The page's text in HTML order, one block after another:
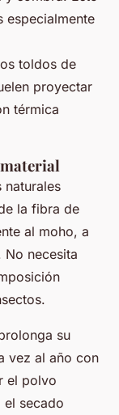
especialmente
toldos de
proyectar
térmica
naturales
la fibra de
al moho, a
necesita
su
vez al año con
el polvo
el secado